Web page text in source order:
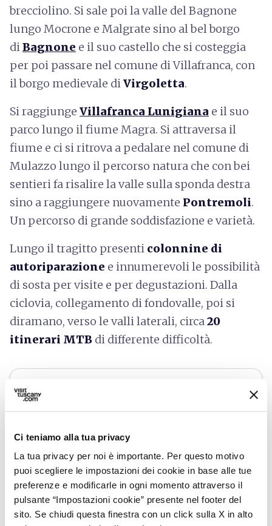
Ci teniamo alla tua privacy
La tua privacy per noi è importante. Per questo motivo
puoi scegliere le impostazioni dei cookie in base alle tue
preferenze e modificarle in ogni momento attraverso il
pulsante “Impostazioni cookie” presente nel footer del
sito. Se chiudi questa finestra con un click sulla X in alto
brecciolino. Si sale poi la valle del Bagnone
lungo Mocrone e Malgrate sino al bel borgo
diBagnone e il suo castello che si costeggia
per poi passare nel comune di Villafranca, con
il borgo medievale diVirgoletta.
Si raggiunge Villafranca Lunigiana e il suo
parco lungo il fiume Magra. Si attraversa il
fiume e ci si ritrova a pedalare nel comune di
Mulazzo lungo il percorso natura che con bei
sentieri fa risalire la valle sulla sponda destra
sino a raggiungere nuovamente Pontremoli.
Un percorso di grande soddisfazione e varietà.
Lungo il tragitto presenti colonnine di
autoriparazione e innumerevoli le possibilità
di sosta per visite e per degustazioni. Dalla
ciclovia, collegamento di fondovalle, poi si
diramano, verso le valli laterali, circa20
itinerari MTB di differente difficoltà.